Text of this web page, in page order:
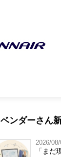
ベンダーさん
2026/
「まだ